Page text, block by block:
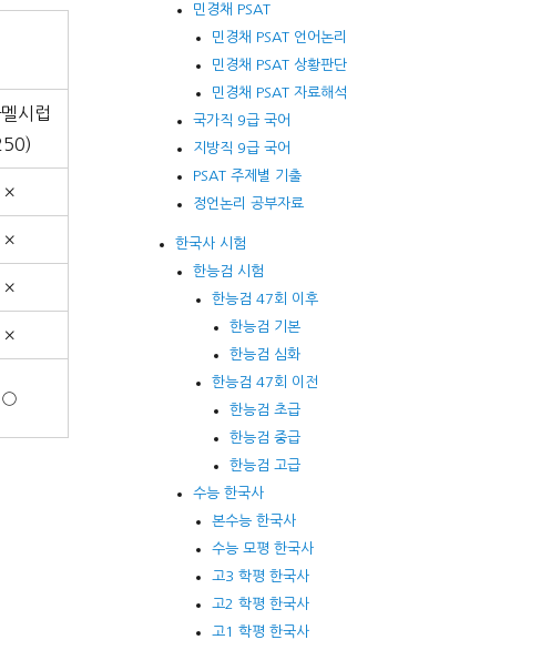
시럽
×
×
×
×
○
민경채 PSAT
민경채 PSAT 언어논리
민경채 PSAT 상황판단
민경채 PSAT 자료해석
국가직 9급 국어
지방직 9급 국어
PSAT 주제별 기출
정언논리 공부자료
한국사 시험
한능검 시험
한능검 47회 이후
한능검 기본
한능검 심화
한능검 47회 이전
한능검 초급
한능검 중급
한능검 고급
수능 한국사
본수능 한국사
수능 모평 한국사
고3 학평 한국사
고2 학평 한국사
고1 학평 한국사